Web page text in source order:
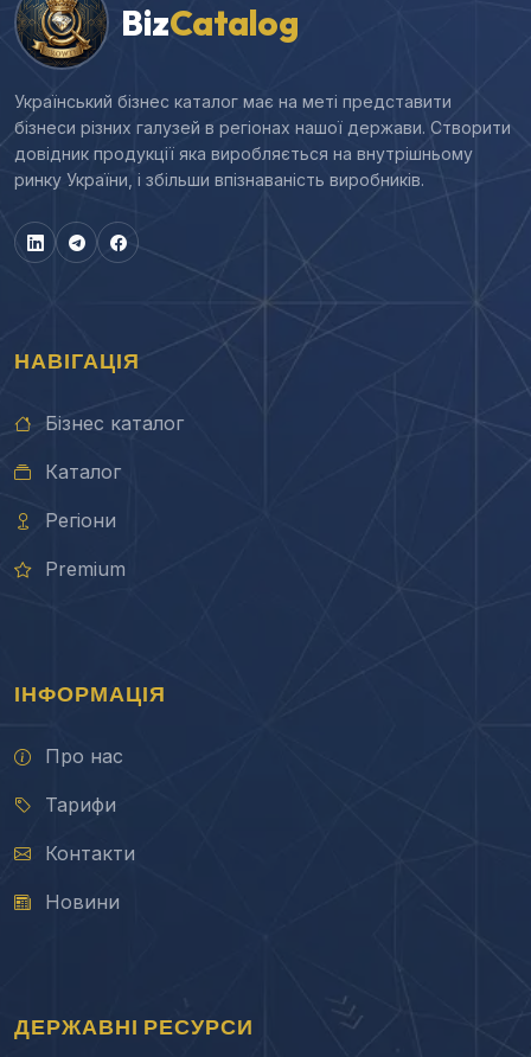
BizCatalog
Український бізнес каталог має на меті представити
бізнеси різних галузей в регіонах нашої держави. Створити
довідник продукції яка виробляється на внутрішньому
ринку України, і збільши впізнаваність виробників.
НАВІГАЦІЯ
Бізнес каталог
Каталог
Регіони
Premium
ІНФОРМАЦІЯ
Про нас
Тарифи
Контакти
Новини
ДЕРЖАВНІ РЕСУРСИ